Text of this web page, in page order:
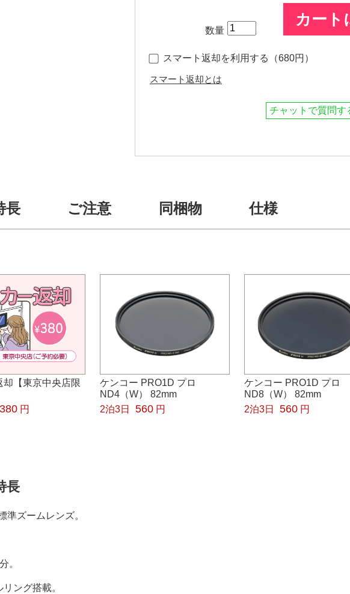
数量
カート
スマート返却を利用する（680円）
スマート返却とは
チャットで質問す
長 ご注意 同梱物 仕様
却【東京中央店限
380 円
ケンコー PRO1D プロ
ND4（W） 82mm
2泊3日
560 円
ケンコー PRO1D プロ
ND8（W） 82mm
2泊3日
560 円
長
準ズームレンズ。
。
ング搭載。